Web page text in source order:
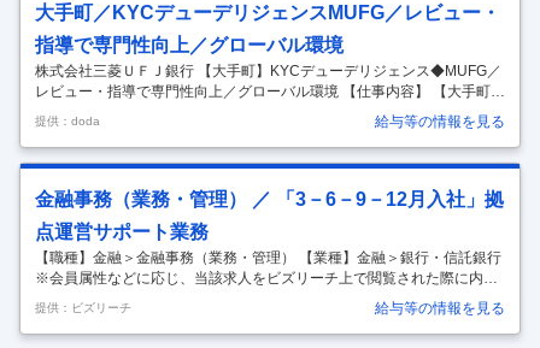
大手町／KYCデューデリジェンスMUFG／レビュー・
指導で専門性向上／グローバル環境
株式会社三菱ＵＦＪ銀行 【大手町】KYCデューデリジェンス◆MUFG／
レビュー・指導で専門性向上／グローバル環境 【仕事内容】 【大手町】
KYCデューデリジェンス◆MUFG／レビュー・指導で専門性向上／グロ
ーバル環境 【具体的な仕事内容】 ～KYC経験を活かしレビュー・指導
やプロジェクトへ挑戦／MUFGで専門性を高めてキャリアアップ可能～
■業務内容：【変更の範囲：会社の定める業務】 KYC業務のプロフェッ
ショナル人材として、金融機関顧客のAMLリスク評価の検閲及び評価担
当者の指導、また、海外業務委託先管理、システム開発、プロセス高度
化等のプロジェクトをご担当いただきます。 ■キャリアパス：
提供：doda 給与等の情報を見る
金融事務（業務・管理） ／ 「3－6－9－12月入社」拠
点運営サポート業務
【職種】金融＞金融事務（業務・管理） 【業種】金融＞銀行・信託銀行
※会員属性などに応じ、当該求人をビズリーチ上で閲覧された際に内容
が異なる場合があります 【業務内容】 国内の拠点やセンター・オフィス
に在籍し、事務全般と拠点運営サポート業務を担当していただきます。
入社時期は3月・6月・9月・12月からご選択いただくことが可能です。
提供：ビズリーチ 給与等の情報を見る